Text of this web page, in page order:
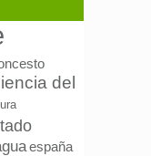
del
españa